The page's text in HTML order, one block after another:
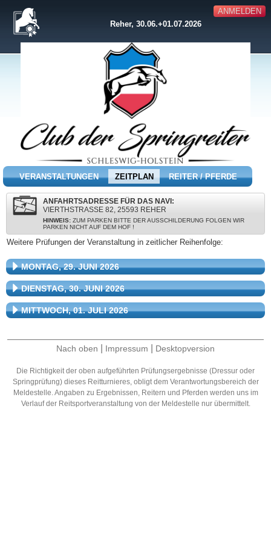
ANMELDEN
Reher, 30.06.+01.07.2026
VERANSTALTUNGEN ZEITPLAN REITER / PFERDE
ANFAHRTSADRESSE FÜR DAS NAVI:
VIERTHSTRASSE 82, 25593 REHER
HINWEIS: ZUM PARKEN BITTE DER AUSSCHILDERUNG FOLGEN WIR
PARKEN NICHT AUF DEM HOF !
Weitere Prüfungen der Veranstaltung in zeitlicher Reihenfolge:
MONTAG, 29. JUNI 2026
DIENSTAG, 30. JUNI 2026
MITTWOCH, 01. JULI 2026
Nach oben Impressum Desktopversion
Die Richtigkeit der oben aufgeführten Prüfungsergebnisse (Dressur oder
Springprüfung) dieses Reitturnieres, obligt dem Verantwortungsbereich der
Meldestelle. Angaben zu Ergebnissen, Reitern und Pferden werden uns im
Verlauf der Reitsportveranstaltung von der Meldestelle nur übermittelt.